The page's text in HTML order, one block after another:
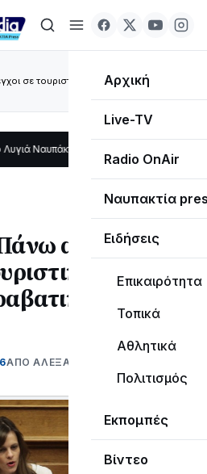
Αρχική
Live-TV
Radio OnAir
Ναυπακτία
Ειδήσεις
Επικαιρότητα
Τοπικά
Αθλητικά
Πολιτισμός
Εκπομπές
Βίντεο
σε τουριστικές περιοχές,
12:08
από 200
στο
ΑΠΌ ΑΛΈΞΑΝΔΡΟΣ ΚΟΓΚΌΛΗΣ